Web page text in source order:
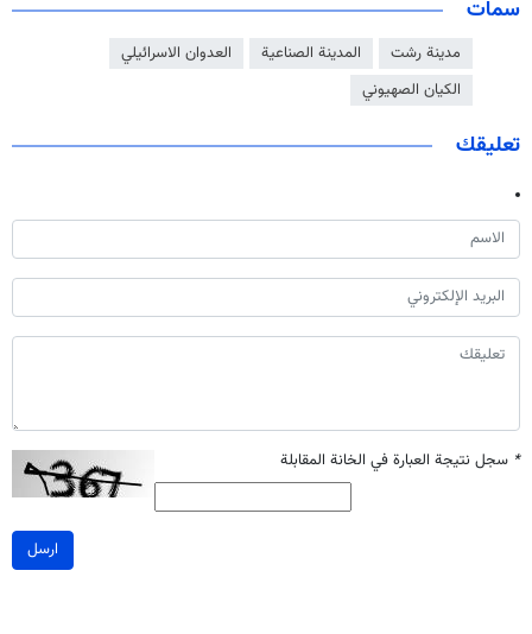
سمات
مدينة رشت المدينة الصناعية
العدوان الاسرائيلي
الكيان الصهيوني
تعليقك
* سجل نتيجة العبارة في الخانة المقابلة
ارسل